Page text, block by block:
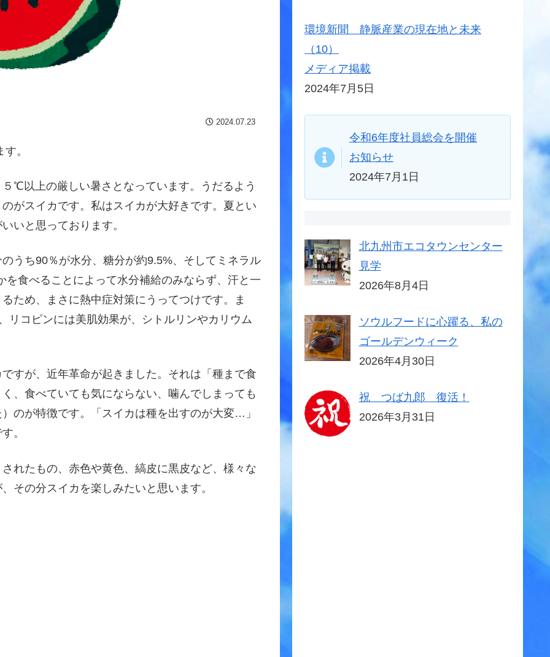
2024.07.23
。
℃以上の厳しい暑さとなっています。うだるよう
がスイカです。私はスイカが大好きです。夏とい
いと思っております。
うち90％が水分、糖分が約9.5%、そしてミネラル
食べることによって水分補給のみならず、汗と一
ため、まさに熱中症対策にうってつけです。ま
リコピンには美肌効果が、シトルリンやカリウム
すが、近年革命が起きました。それは「種まで食
、食べていても気にならない、噛んでしまっても
のが特徴です。「スイカは種を出すのが大変…」
。
れたもの、赤色や黄色、縞皮に黒皮など、様々な
その分スイカを楽しみたいと思います。
環境新聞 静脈産業の現在地と未来
（10）
メディア掲載
2024年7月5日
令和6年度社員総会を開催
お知らせ
2024年7月1日
北九州市エコタウンセンター
見学
2026年8月4日
ソウルフードに心躍る、私の
ゴールデンウィーク
2026年4月30日
祝 つば九郎 復活！
2026年3月31日